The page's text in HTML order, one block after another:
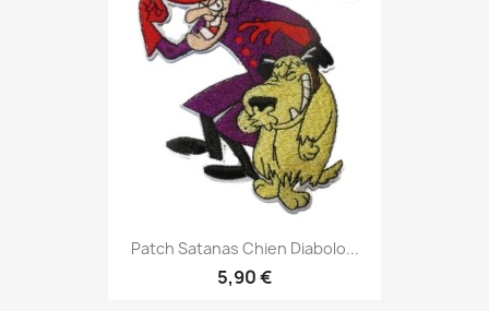
Patch Satanas Chien Diabolo...
5,90 €